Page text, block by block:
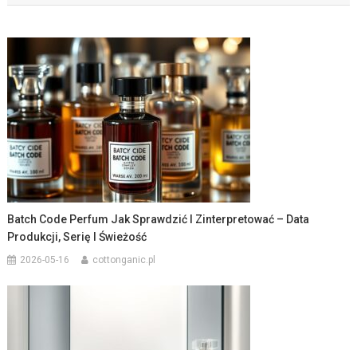
Batch Code Perfum Jak Sprawdzić I Zinterpretować – Data
Produkcji, Serię I Świeżość
2026-05-16 cottonganic.pl